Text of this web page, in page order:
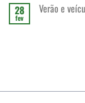
28
fev
Verão e